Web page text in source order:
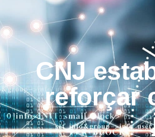
CNJ
reforçar